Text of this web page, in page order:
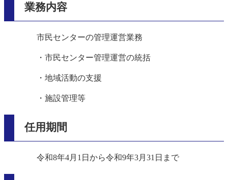
業務内容
市民センターの管理運営業務
・市民センター管理運営の統括
・地域活動の支援
・施設管理等
任用期間
令和8年4月1日から令和9年3月31日まで